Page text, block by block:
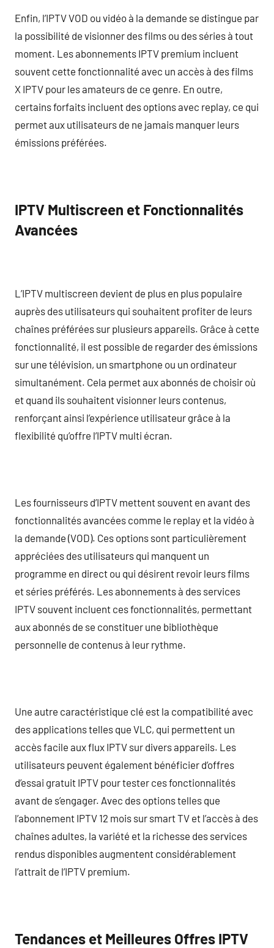
Enfin, l’IPTV VOD ou vidéo à la demande se distingue par
la possibilité de visionner des films ou des séries à tout
moment. Les abonnements IPTV premium incluent
souvent cette fonctionnalité avec un accès à des films
X IPTV pour les amateurs de ce genre. En outre,
certains forfaits incluent des options avec replay, ce qui
permet aux utilisateurs de ne jamais manquer leurs
émissions préférées.
IPTV Multiscreen et Fonctionnalités
Avancées
L’IPTV multiscreen devient de plus en plus populaire
auprès des utilisateurs qui souhaitent profiter de leurs
chaînes préférées sur plusieurs appareils. Grâce à cette
fonctionnalité, il est possible de regarder des émissions
sur une télévision, un smartphone ou un ordinateur
simultanément. Cela permet aux abonnés de choisir où
et quand ils souhaitent visionner leurs contenus,
renforçant ainsi l’expérience utilisateur grâce à la
flexibilité qu’offre l’IPTV multi écran.
Les fournisseurs d’IPTV mettent souvent en avant des
fonctionnalités avancées comme le replay et la vidéo à
la demande (VOD). Ces options sont particulièrement
appréciées des utilisateurs qui manquent un
programme en direct ou qui désirent revoir leurs films
et séries préférés. Les abonnements à des services
IPTV souvent incluent ces fonctionnalités, permettant
aux abonnés de se constituer une bibliothèque
personnelle de contenus à leur rythme.
Une autre caractéristique clé est la compatibilité avec
des applications telles que VLC, qui permettent un
accès facile aux flux IPTV sur divers appareils. Les
utilisateurs peuvent également bénéficier d’offres
d’essai gratuit IPTV pour tester ces fonctionnalités
avant de s’engager. Avec des options telles que
l’abonnement IPTV 12 mois sur smart TV et l’accès à des
chaînes adultes, la variété et la richesse des services
rendus disponibles augmentent considérablement
l’attrait de l’IPTV premium.
Tendances et Meilleures Offres IPTV